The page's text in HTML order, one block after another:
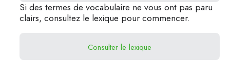
Si des termes de vocabulaire ne vous ont pas paru
clairs, consultez le lexique pour commencer.
Consulter le lexique